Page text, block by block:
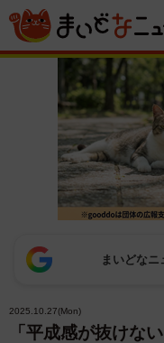
まいどな
2025.10.27(Mon)
「平成感が抜けな